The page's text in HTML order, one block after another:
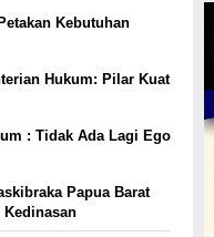
Kebutuhan
Hukum: Pilar Kuat
: Tidak Ada Lagi Ego
Papua Barat
Kedinasan